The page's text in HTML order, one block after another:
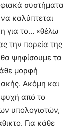
συστήματα
καλύπτεται
για το… «θέλω
την πορεία της
ψηφίσουμε τα
μορφή
Ακόμη και
ψυχή από το
υπολογιστών,
Για κάθε